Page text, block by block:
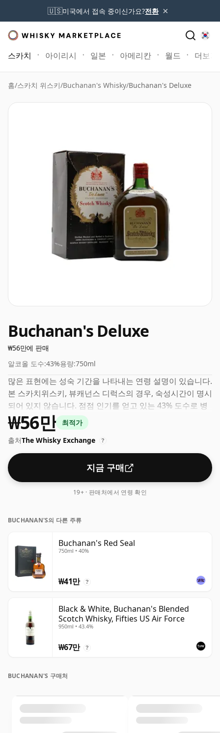
🇺🇸미국에서 접속 중이신가요?전환 ×
스카치 아이리시 일본 아메리칸 월드 더보기
홈/스카치 위스키/Buchanan's Whisky/Buchanan's Deluxe
Buchanan's Deluxe
₩56만에 판매
알코올 도수:43%용량:750ml
많은 표현에는 성숙 기간을 나타내는 연령 설명이 있습니다.
본 스카치위스키, 뷰캐넌스 디럭스의 경우, 숙성시간이 명시
되어 있지 않습니다. 점점 인기를 얻고 있는 43% 도수로 병
입되었으며, 이는 존경할 만한 음주 ABV입니다.
₩56만
최적가
출처The Whisky Exchange ?
지금 구매
19+ · 판매처에서 연령 확인
BUCHANAN'S의 다른 주류
Buchanan's Red Seal
750ml • 40%
₩41만 ?
Black & White, Buchanan's Blended
Scotch Whisky, Fifties US Air Force
950ml • 43.4%
₩67만 ?
BUCHANAN'S 구매처